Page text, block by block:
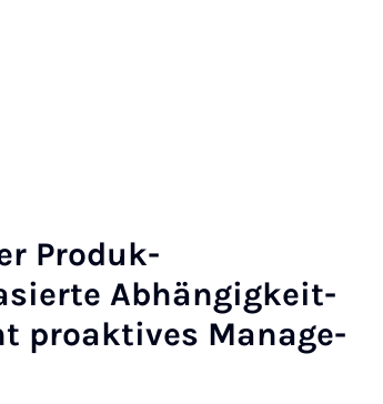
Produk­
Ab­hängigkeit­
proakt­ives Man­age­